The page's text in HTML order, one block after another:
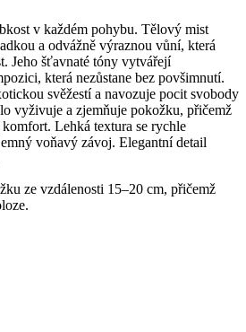
v každém pohybu. Tělový mist
a odvážně výraznou vůní, která
Jeho šťavnaté tóny vytvářejí
která nezůstane bez povšimnutí.
svěžestí a navozuje pocit svobody
vyživuje a zjemňuje pokožku, přičemž
Lehká textura se rychle
voňavý závoj. Elegantní detail
ze vzdálenosti 15–20 cm, přičemž